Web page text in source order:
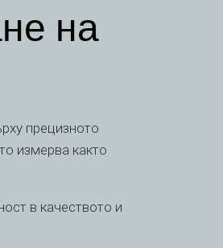
на
прецизното
измерва както
в качеството и